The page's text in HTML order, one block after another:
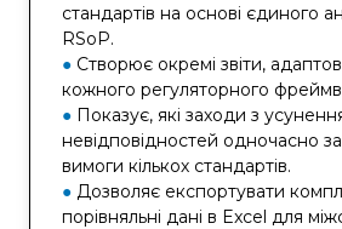
стандартів на основі єдиного
RSoP.
● Створює окремі звіти,
кожного регуляторного
● Показує, які заходи з
невідповідностей одночасно
вимоги кількох стандартів.
● Дозволяє експортувати
порівняльні дані в Excel для